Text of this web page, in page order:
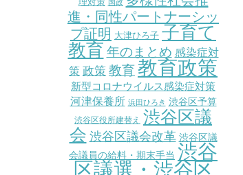
理対策 国政
進・同性パートナーシッ
プ証明 大津ひろ子 子育て
教育 年のまとめ 感染症対
策 政策 教育教育政策
新型コロナウイルス感染症対策
河津保養所 浜田ひろき 渋谷区予算
渋谷区役所建替え 渋谷区議
会 渋谷区議会改革 渋谷区議
会議員の給料・期末手当 渋谷
区議選・渋谷区